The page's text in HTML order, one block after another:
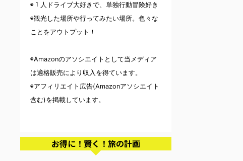
◉１人ドライブ大好きで、単独行動冒険好き
◉観光した場所や行ってみたい場所。色々な
ことをアウトプット！
◉Amazonのアソシエイトとして当メディア
は適格販売により収入を得ています。
◉アフィリエイト広告(Amazonアソシエイト
含む)を掲載しています。
お得に！賢く！旅の計画